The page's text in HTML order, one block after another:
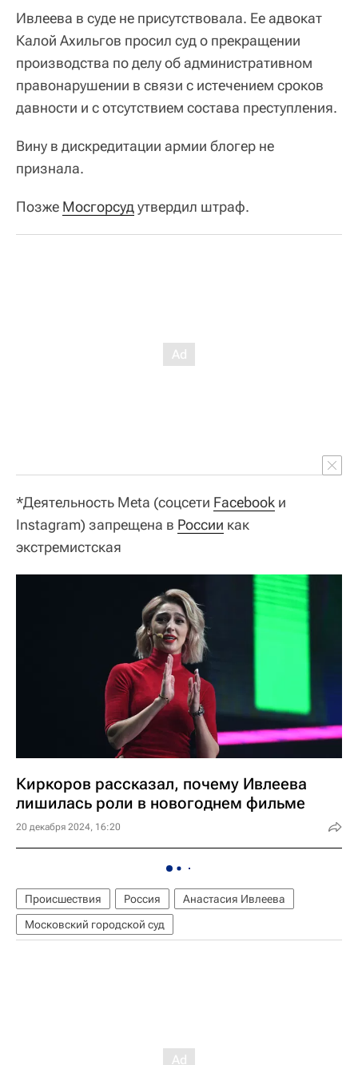
Ивлеева в суде не присутствовала. Ее адвокат
Калой Ахильгов просил суд о прекращении
производства по делу об административном
правонарушении в связи с истечением сроков
давности и с отсутствием состава преступления.
Вину в дискредитации армии блогер не
признала.
Позже Мосгорсудутвердил штраф.
*Деятельность Meta (соцсети Facebook и
Instagram) запрещена в России как
экстремистская
Киркоров рассказал, почему Ивлеева
лишилась роли в новогоднем фильме
20 декабря 2024, 16:20
Происшествия Россия
Анастасия Ивлеева
Московский городской суд